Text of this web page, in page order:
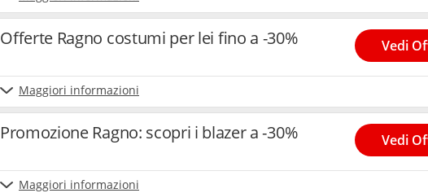
Offerte Ragno costumi per lei fino a -30%
Maggiori informazioni
Vedi
Promozione Ragno: scopri i blazer a -30%
Maggiori informazioni
Vedi